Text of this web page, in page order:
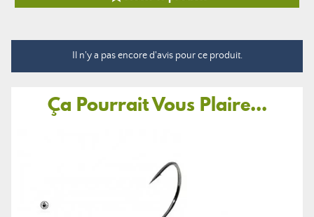
Il n'y a pas encore d'avis pour ce produit.
Ça Pourrait Vous Plaire...